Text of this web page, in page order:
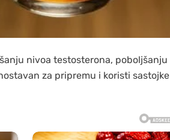
nivoa testosterona, poboljšanju
za pripremu i koristi sastojke